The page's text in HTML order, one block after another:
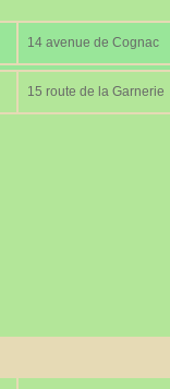
14 avenue de Cognac
15 route de la Garnerie